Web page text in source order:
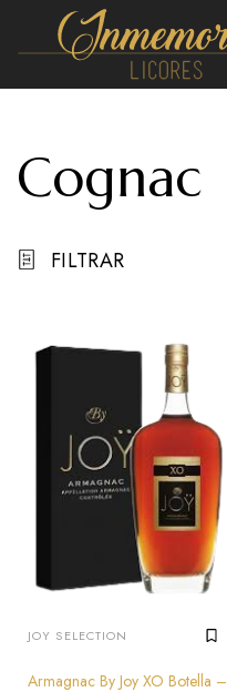
Inmemorial
Cognac
FILTRAR
JOY SELECTION
Armagnac By Joy XO Botella –